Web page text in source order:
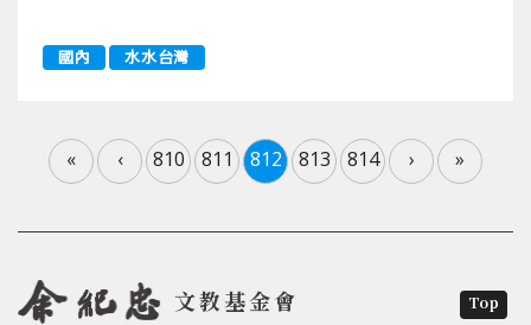
國內 水水台灣
« ‹ 810 811 812 813 814 › »
文教基金會 Top